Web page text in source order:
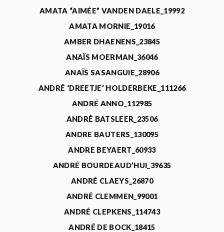
AMATA “AIMÉE” VANDEN DAELE_19992
AMATA MORNIE_19016
AMBER DHAENENS_23845
ANAÏS MOERMAN_36046
ANAÏS SASANGUIE_28906
ANDRÉ ‘DREETJE’ HOLDERBEKE_111266
ANDRÉ ANNO_112985
ANDRÉ BATSLEER_23506
ANDRE BAUTERS_130095
ANDRE BEYAERT_60933
ANDRÉ BOURDEAUD’HUI_39635
ANDRÉ CLAEYS_26870
ANDRÉ CLEMMEN_99001
ANDRÉ CLEPKENS_114743
ANDRÉ DE BOCK_18415